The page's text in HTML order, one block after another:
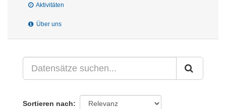
Aktivitäten
Über uns
Sortieren nach